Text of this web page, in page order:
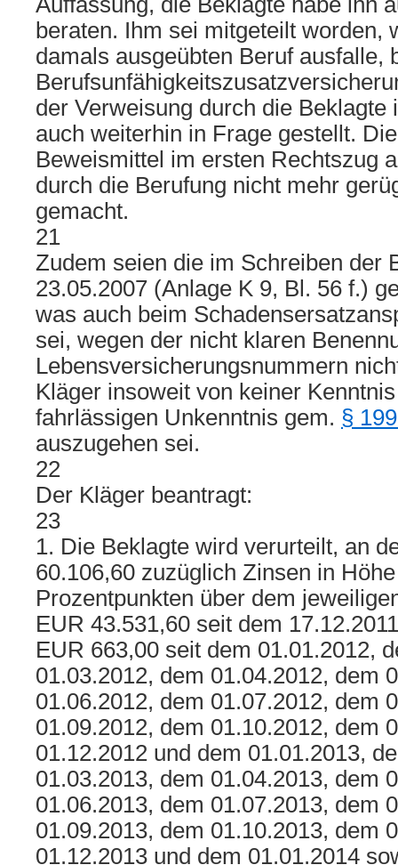
beraten. Ihm sei mitgeteilt worden,
damals ausgeübten Beruf ausfalle,
der Verweisung durch die Beklagte
auch weiterhin in Frage gestellt.
Beweismittel im ersten Rechtszug
durch die Berufung nicht mehr
gemacht.
21
Zudem seien die im Schreiben der
23.05.2007 (Anlage K 9, Bl. 56 f.)
was auch beim
sei, wegen der nicht klaren
Lebensversicherungsnummern
Kläger insoweit von keiner
fahrlässigen Unkenntnis gem. §
auszugehen sei.
22
Der Kläger beantragt:
23
1. Die Beklagte wird verurteilt, an
60.106,60 zuzüglich Zinsen in
Prozentpunkten über dem
EUR 43.531,60 seit dem
EUR 663,00 seit dem 01.01.2012,
01.03.2012, dem 01.04.2012, dem
01.06.2012, dem 01.07.2012, dem
01.09.2012, dem 01.10.2012, dem
01.12.2012 und dem 01.01.2013,
01.03.2013, dem 01.04.2013, dem
01.06.2013, dem 01.07.2013, dem
01.09.2013, dem 01.10.2013, dem
01.12.2013 und dem 01.01.2014